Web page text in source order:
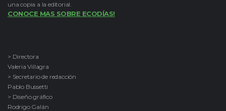
una copia a la editorial.
CONOCE MAS SOBRE ECODÍAS!
> Directora
Valeria Villagra
> Secretario de redacción
Pablo Bussetti
> Diseño gráfico
Rodrigo Galán